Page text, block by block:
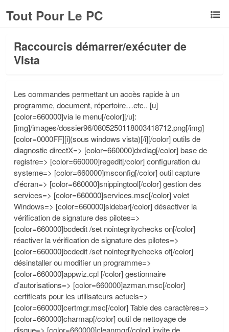
Tout Pour Le PC
Raccourcis démarrer/exécuter de
Vista
Les commandes permettant un accès rapide à un
programme, document, répertoire…etc.. [u]
[color=660000]via le menu[/color][/u]:
[img]/images/dossier96/0805250118003418712.png[/img]
[color=0000FF][i](sous windows vista)[/i][/color] outils de
diagnostic directX=> [color=660000]dxdiag[/color] base de
registre=> [color=660000]regedit[/color] configuration du
systeme=> [color=660000]msconfig[/color] outil capture
d’écran=> [color=660000]snippingtool[/color] gestion des
services=> [color=660000]services.msc[/color] volet
Windows=> [color=660000]sidebar[/color] désactiver la
vérification de signature des pilotes=>
[color=660000]bcdedit /set nointegritychecks on[/color]
réactiver la vérification de signature des pilotes=>
[color=660000]bcdedit /set nointegritychecks of[/color]
désinstaller ou modifier un programme=>
[color=660000]appwiz.cpl [/color] gestionnaire
d’autorisations=> [color=660000]azman.msc[/color]
certificats pour les utilisateurs actuels=>
[color=660000]certmgr.msc[/color] Table des caractères=>
[color=660000]charmap[/color] outil de nettoyage de
disque=> [color=660000]cleanmgr[/color] invite de